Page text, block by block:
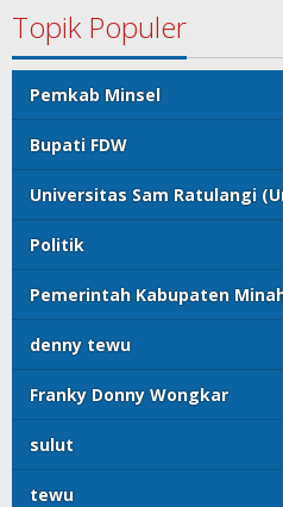
Topik Populer
Pemkab Minsel
Bupati FDW
Universitas Sam Ratulangi
Politik
Pemerintah Kabupaten
denny tewu
Franky Donny Wongkar
sulut
tewu